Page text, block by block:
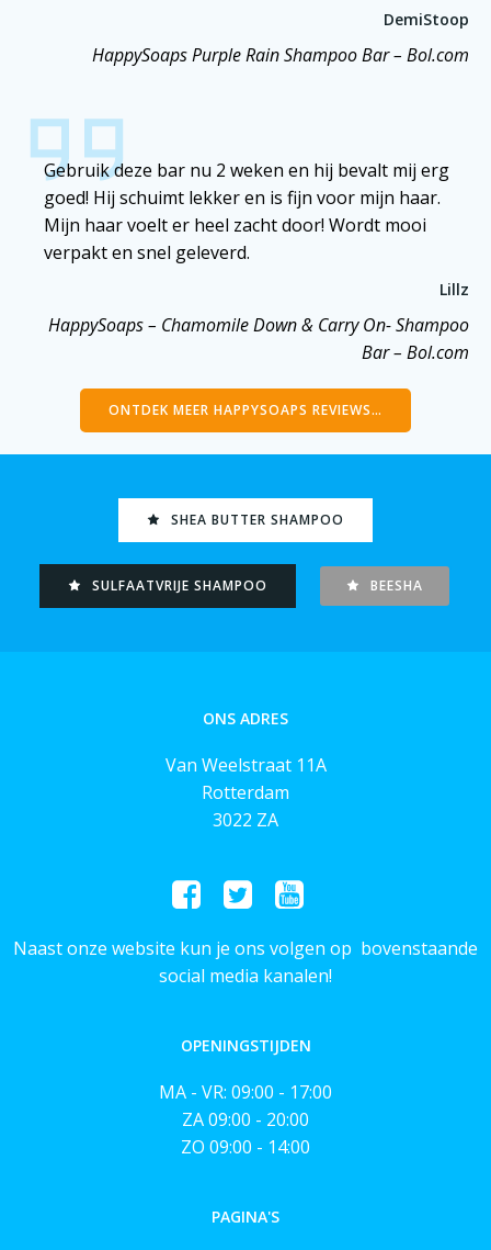
DemiStoop
HappySoaps Purple Rain Shampoo Bar – Bol.com
Gebruik deze bar nu 2 weken en hij bevalt mij erg
goed! Hij schuimt lekker en is fijn voor mijn haar.
Mijn haar voelt er heel zacht door! Wordt mooi
verpakt en snel geleverd.
Lillz
HappySoaps – Chamomile Down & Carry On- Shampoo
Bar – Bol.com
ONTDEK MEER HAPPYSOAPS REVIEWS…
SHEA BUTTER SHAMPOO
SULFAATVRIJE SHAMPOO BEESHA
ONS ADRES
Van Weelstraat 11A
Rotterdam
3022 ZA
Naast onze website kun je ons volgen op bovenstaande
social media kanalen!
OPENINGSTIJDEN
MA - VR: 09:00 - 17:00
ZA 09:00 - 20:00
ZO 09:00 - 14:00
PAGINA'S